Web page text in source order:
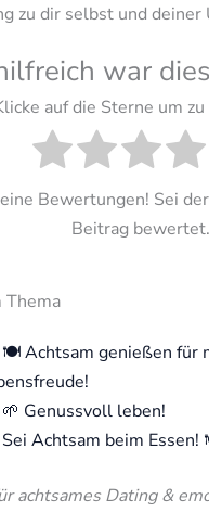
zu dir selbst und deiner
war
auf die Sterne um
Bewertungen! Sei
Beitrag bewertet.
Thema
🍽️ Achtsam genießen für
🌱 Genussvoll leben!
Sei Achtsam beim Essen!
achtsames Dating &